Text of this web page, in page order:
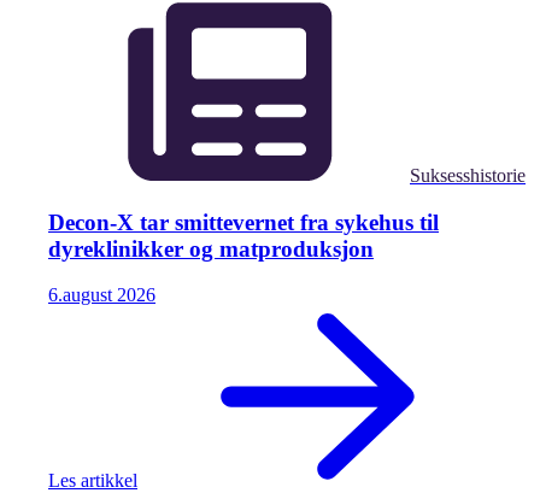
Suksesshistorie
Decon-X tar smittevernet fra sykehus til
dyreklinikker og matproduksjon
6.august 2026
Les artikkel